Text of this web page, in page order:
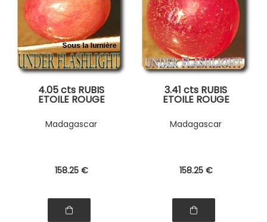
4.05 cts RUBIS
ETOILE ROUGE
Madagascar
158.25 €
3.41 cts RUBIS
ETOILE ROUGE
Madagascar
158.25 €